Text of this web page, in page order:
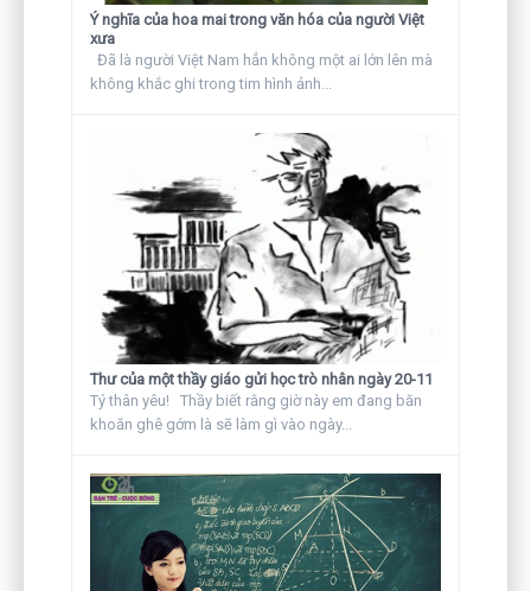
Ý nghĩa của hoa mai trong văn hóa của người Việt
xưa
Đã là người Việt Nam hẳn không một ai lớn lên mà
không khắc ghi trong tim hình ảnh...
Thư của một thầy giáo gửi học trò nhân ngày 20-11
Tý thân yêu! Thầy biết rằng giờ này em đang băn
khoăn ghê gớm là sẽ làm gì vào ngày...